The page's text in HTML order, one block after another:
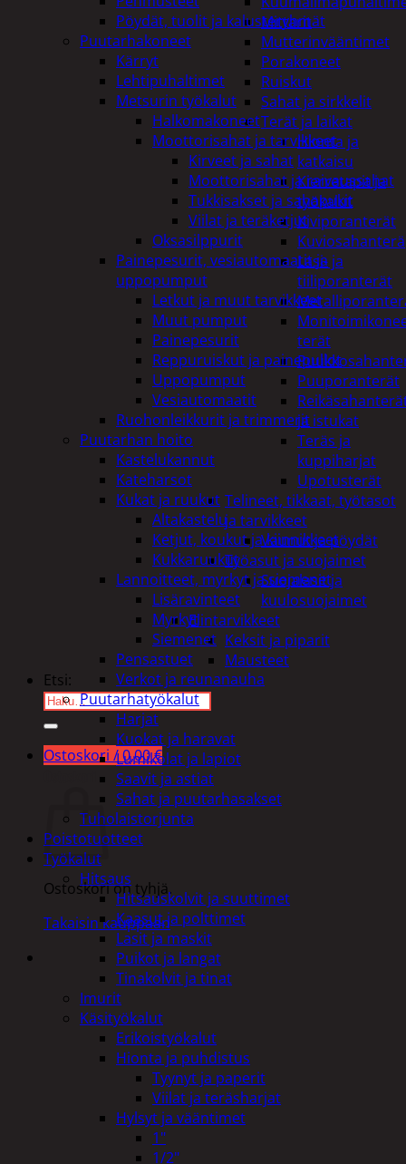
Mittarit
Mutterinvääntimet
Porakoneet
Ruiskut
Sahat ja sirkkelit
Terät ja laikat
Hionta ja
katkaisu
Kierretapit ja
työkalut
Kiviporanterät
Kuviosahanterä
Lasi- ja
tiiliporanterät
terät
Puuporanterät
ja istukat
Teräs ja
kuppiharjat
Upotusterät
Telineet, tikkaat, työtasot
ja tarvikkeet
Vaunut ja pöydät
Työasut ja suojaimet
Suojalasit ja
kuulosuojaimet
Elintarvikkeet
Keksit ja piparit
Mausteet
Etsi:
Ostoskori /0,00€
Ostoskori on tyhjä.
Takaisin kauppaan
Pöydät, tuolit ja kalusteryhmät
Puutarhakoneet
Kärryt
Lehtipuhaltimet
Metsurin työkalut
Halkomakoneet
Moottorisahat ja tarvikkeet
Kirveet ja sahat
Moottorisahat ja raivaussahat
Tukkisakset ja sahapukit
Viilat ja teräketjut
Oksasilppurit
Painepesurit, vesiautomaatit ja
uppopumput
Letkut ja muut tarvikkeet
Muut pumput
Painepesurit
Reppuruiskut ja painepullot
Uppopumput
Vesiautomaatit
Ruohonleikkurit ja trimmerit
Puutarhan hoito
Kastelukannut
Kateharsot
Kukat ja ruukut
Altakastelu
Ketjut, koukut ja kiinnikkeet
Kukkaruukut
Lannoitteet, myrkyt ja siemenet
Lisäravinteet
Myrkyt
Siemenet
Pensastuet
Verkot ja reunanauha
Puutarhatyökalut
Harjat
Kuokat ja haravat
Lumikolat ja lapiot
Saavit ja astiat
Sahat ja puutarhasakset
Tuholaistorjunta
Poistotuotteet
Työkalut
Hitsaus
Hitsauskolvit ja suuttimet
Kaasut ja polttimet
Lasit ja maskit
Puikot ja langat
Tinakolvit ja tinat
Imurit
Käsityökalut
Erikoistyökalut
Hionta ja puhdistus
Tyynyt ja paperit
Viilat ja teräsharjat
Hylsyt ja vääntimet
1"
1/2"